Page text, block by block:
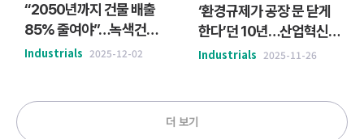
“2050년까지 건물 배출
85% 줄여야”…녹색건축
전환 속도 내나
Industrials 2025-12-02
‘환경규제가 공장 문 닫게
한다’던 10년…산업혁신,
지역전환 동시 고려할 때다
Industrials 2025-11-26
더 보기